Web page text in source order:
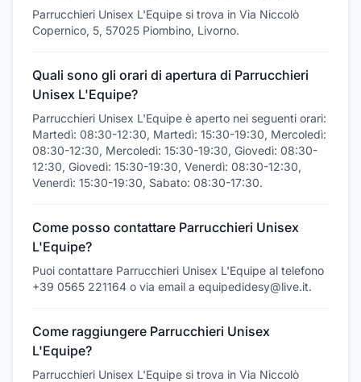
Parrucchieri Unisex L'Equipe si trova in Via Niccolò
Copernico, 5, 57025 Piombino, Livorno.
Quali sono gli orari di apertura di Parrucchieri
Unisex L'Equipe?
Parrucchieri Unisex L'Equipe è aperto nei seguenti orari:
Martedì: 08:30-12:30, Martedì: 15:30-19:30, Mercoledì:
08:30-12:30, Mercoledì: 15:30-19:30, Giovedì: 08:30-
12:30, Giovedì: 15:30-19:30, Venerdì: 08:30-12:30,
Venerdì: 15:30-19:30, Sabato: 08:30-17:30.
Come posso contattare Parrucchieri Unisex
L'Equipe?
Puoi contattare Parrucchieri Unisex L'Equipe al telefono
+39 0565 221164 o via email a equipedidesy@live.it.
Come raggiungere Parrucchieri Unisex
L'Equipe?
Parrucchieri Unisex L'Equipe si trova in Via Niccolò